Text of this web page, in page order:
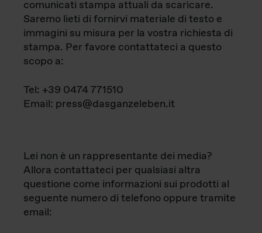
comunicati stampa attuali da scaricare.
Saremo lieti di fornirvi materiale di testo e
immagini su misura per la vostra richiesta di
stampa. Per favore contattateci a questo
scopo a:
Tel: +39 0474 771510
Email: press@dasganzeleben.it
Lei non è un rappresentante dei media?
Allora contattateci per qualsiasi altra
questione come informazioni sui prodotti al
seguente numero di telefono oppure tramite
email: